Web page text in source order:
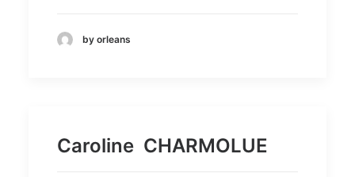
by orleans
Caroline CHARMOLUE